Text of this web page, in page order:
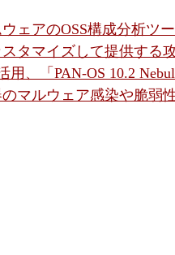
ェアのOSS構成分析ツ
タマイズして提供する
用、「PAN-OS 10.2
マルウェア感染や脆弱